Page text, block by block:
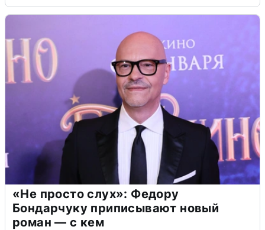
«Не просто слух»: Федору
Бондарчуку приписывают новый
роман — с кем